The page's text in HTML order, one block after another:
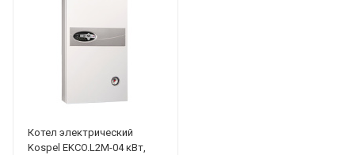
Котел электрический
Kospel EKCO.L2M-04 кВт,